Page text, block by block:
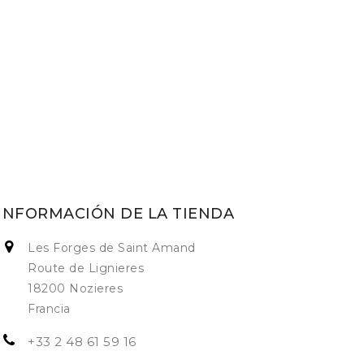
DE LA TIENDA
Les Forges de Saint Amand
Route de Lignieres
18200 Nozieres
Francia
+33 2 48 61 59 16